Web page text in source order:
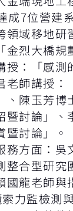
成7位營建
域移地研
金烈大橋規
授：「感測
老師講授：
、陳玉芳博
暨討論」、
討論」。
務方面：吳
整合型研究
國龍老師與
力監檢測